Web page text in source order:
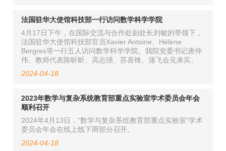
法国驻华大使馆科技部一行访问数学科学学院
4月17日下午，在国际交流与合作处副处长刘敏的带领下，
法国驻华大使馆科技部官员Xavier Antoine、Hélène
Bergres等一行五人访问数学科学学院。我院党委书记唐仲
伟、教师代表陈昕昕、高志强、苏喜锋、蒲飞会见来宾。
2024-04-18
2023年数学与复杂系统教育部重点实验室学术委员会年会
顺利召开
2024年4月13日，“数学与复杂系统教育部重点实验室”学术
委员会年会在线上线下两部分召开。
2024-04-18